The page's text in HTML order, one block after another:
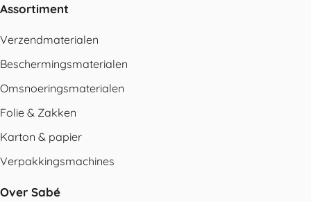
Assortiment
Verzendmaterialen
Beschermingsmaterialen
Omsnoeringsmaterialen
Folie & Zakken
Karton & papier
Verpakkingsmachines
Over Sabé